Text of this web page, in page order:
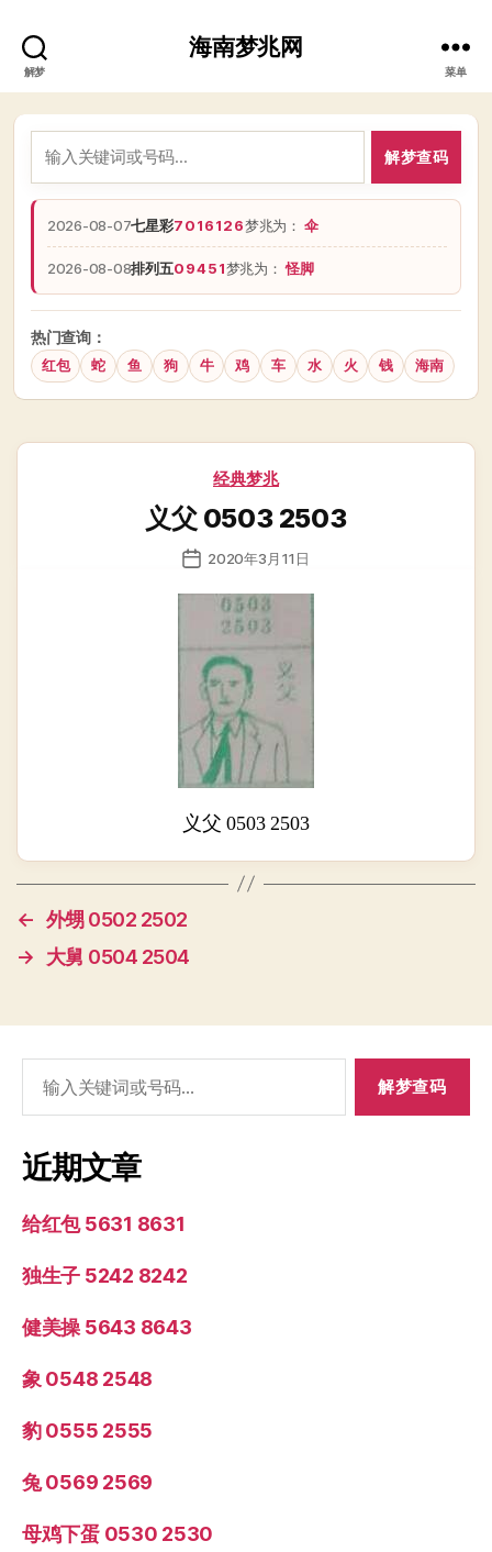
解梦
海南梦兆网
菜单
解梦查码
2026-08-07七星彩7016126梦兆为：伞
2026-08-08排列五09451梦兆为：怪脚
热门查询：
红包 蛇 鱼 狗 牛 鸡 车 水 火 钱 海南
分
经典梦兆
义父 0503 2503
发
日
2020年3月11日
义父 0503 2503
← 外甥 0502 2502
→
大舅 0504 2504
索：
近期文章
给红包 5631 8631
独生子 5242 8242
健美操 5643 8643
象 0548 2548
豹 0555 2555
兔 0569 2569
母鸡下蛋 0530 2530